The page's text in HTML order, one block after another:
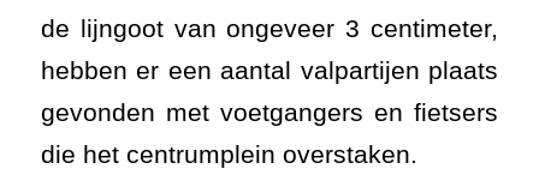
de lijngoot van ongeveer 3 centimeter,
hebben er een aantal valpartijen plaats
gevonden met voetgangers en fietsers
die het centrumplein overstaken.